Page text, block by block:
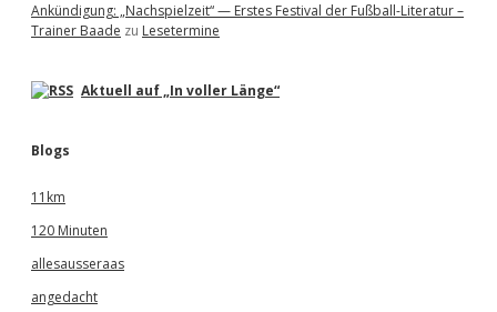
Ankündigung: „Nachspielzeit“ — Erstes Festival der Fußball-Literatur –
Trainer Baade zu Lesetermine
Aktuell auf „In voller Länge“
Blogs
11km
120 Minuten
allesausseraas
angedacht